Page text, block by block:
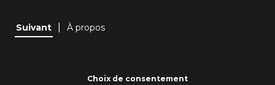
Suivant À propos
Choix de consentement